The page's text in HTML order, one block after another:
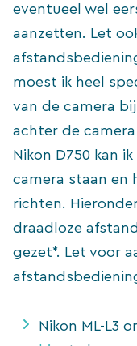
eventueel wel
aanzetten. Let
moest ik heel
van de camera
achter de
Nikon D750 kan
camera staan en
richten.
draadloze
gezet*. Let voor
Nikon ML-L3